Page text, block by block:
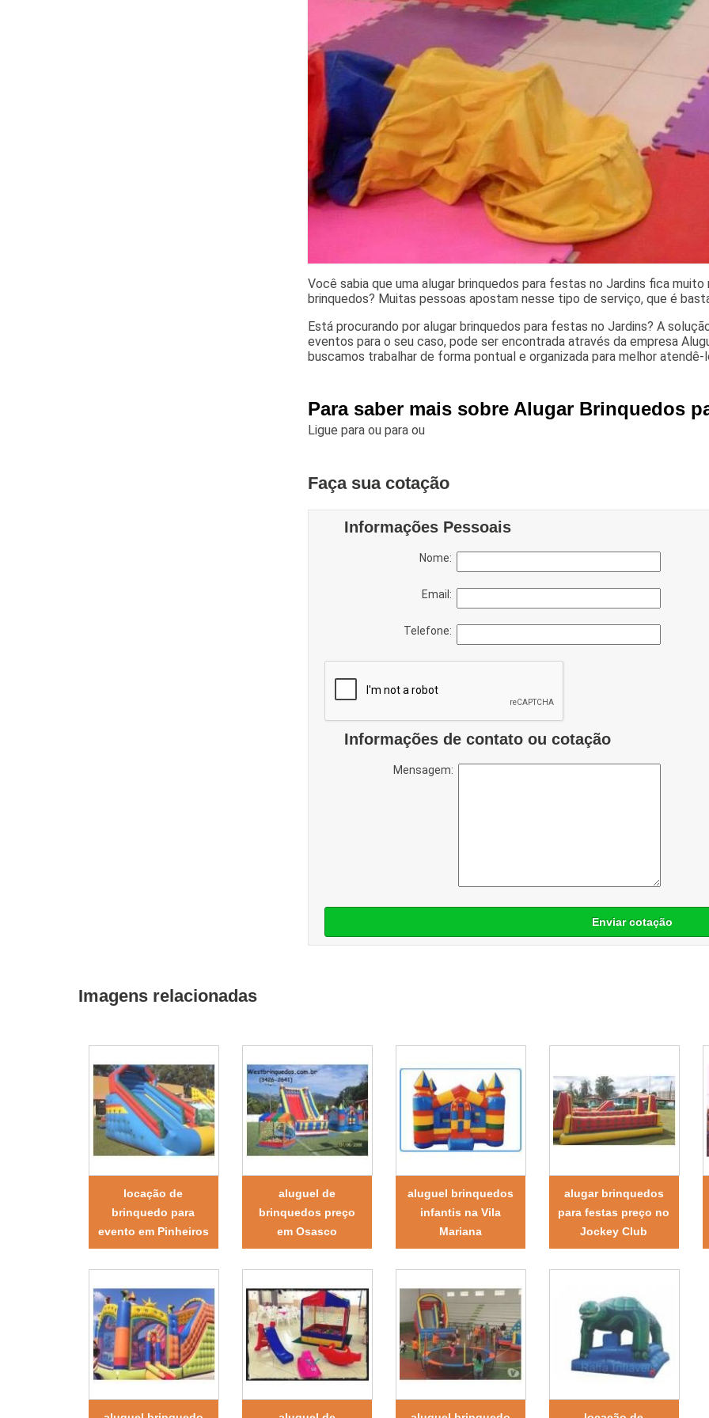
Você sabia que uma alugar brinquedos para festas no Jardins fica
brinquedos? Muitas pessoas apostam nesse tipo de serviço, que é
Está procurando por alugar brinquedos para festas no Jardins? A
eventos para o seu caso, pode ser encontrada através da empresa
buscamos trabalhar de forma pontual e organizada para melhor atendê-
Para saber mais sobre Alugar Brinquedos
Ligue paraou paraou
Faça sua cotação
Informações Pessoais
Nome:
Email:
Telefone:
Informações de contato ou cotação
Mensagem:
Enviar cotação
Imagens relacionadas
locação de
brinquedo para
evento em Pinheiros
aluguel de
brinquedos preço
em Osasco
aluguel brinquedos
infantis na Vila
Mariana
alugar brinquedos
para festas preço no
Jockey Club